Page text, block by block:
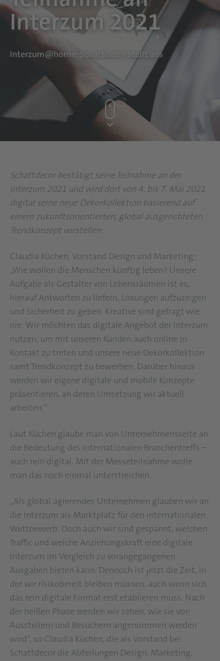
Interzum 2021
Interzum@home: Schattdecor stellt aus
Schattdecor bestätigt seine Teilnahme an der
Interzum 2021 und wird dort von 4. bis 7. Mai 2021
digital seine neue Dekorkollektion basierend auf
einem zukunftsorientierten, global ausgerichteten
Trendkonzept vorstellen.
Claudia Küchen, Vorstand Design und Marketing:
„Wie wollen die Menschen künftig leben? Unsere
Aufgabe als Gestalter von Lebensräumen ist es,
hierauf Antworten zu liefern, Lösungen aufzuzeigen
und Sicherheit zu geben. Kreative sind gefragt wie
nie. Wir möchten das digitale Angebot der Interzum
nutzen, um mit unseren Kunden auch online in
Kontakt zu treten und unsere neue Dekorkollektion
samt Trendkonzept zu bewerben. Darüber hinaus
werden wir eigene digitale und mobile Konzepte
präsentieren, an deren Umsetzung wir aktuell
arbeiten.“
Laut Küchen glaube man von Unternehmensseite an
die Bedeutung des internationalen Branchentreffs –
auch rein digital. Mit der Messeteilnahme wolle
man das noch einmal unterstreichen.
„Als global agierendes Unternehmen glauben wir an
die Interzum als Marktplatz für den internationalen
Wettbewerb. Doch auch wir sind gespannt, welchen
Traffic und welche Anziehungskraft eine digitale
Interzum im Vergleich zu vorangegangenen
Ausgaben bieten kann. Dennoch ist jetzt die Zeit, in
der wir risikobereit bleiben müssen, auch wenn sich
das rein digitale Format erst etablieren muss. Nach
der heißen Phase werden wir sehen, wie sie von
Ausstellern und Besuchern angenommen werden
wird“, so Claudia Küchen, die als Vorstand bei
Schattdecor die Abteilungen Design, Marketing,